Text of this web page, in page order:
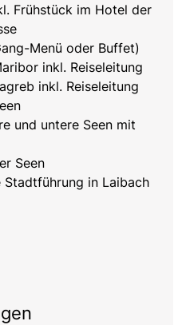
Frühstück im Hotel der
Menü oder Buffet)
inkl. Reiseleitung
inkl. Reiseleitung
und untere Seen mit
Seen
Stadtführung in Laibach